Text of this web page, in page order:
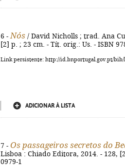
6 - Nós / David Nicholls ; trad. Ana
[2] p. ; 23 cm. - Tít. orig.: Us. - ISBN
Link persistente: http://id.bnportugal.gov.pt/bib/
ADICIONAR À LISTA
7 - Os passageiros secretos do
Lisboa : Chiado Editora, 2014. - 128,
0979-1